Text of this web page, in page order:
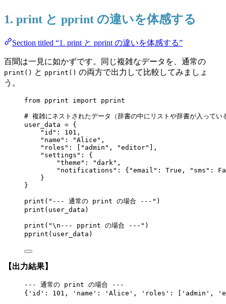
1. print と pprint の違いを体感する
Section titled “1. print と pprint の違いを体感する”
百聞は一見に如かずです。同じ複雑なデータを、通常の
print() と pprint() の両方で出力して比較してみましょ
う。
from pprint import pprint
# 複雑にネストされたデータ（辞書の中にリストや辞書が入ってい
user_data = {
" id " : 101 ,
" name " : "Alice " ,
" roles " : [ " admin " , "editor" ] ,
" settings " : {
"theme " : "dark " ,
" notifications " : { "email " : True , " sms " :
}
}
print ( " --- 通常の print の場合 --- " )
print ( user_data )
print ( "\n --- pprint の場合 --- " )
pprint ( user_data )
【出力結果】
--- 通常の print の場合 ---
{'id': 101, 'name': 'Alice', 'roles': ['admin',